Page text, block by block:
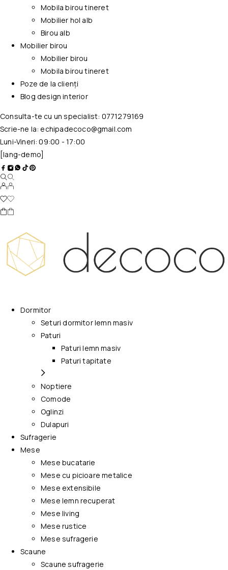
Mobila birou tineret
Mobilier hol alb
Birou alb
Mobilier birou
Mobilier birou
Mobila birou tineret
Poze de la clienți
Blog design interior
Consulta-te cu un specialist: 0771279169
Scrie-ne la:echipadecoco@gmail.com
Luni-Vineri: 09:00 - 17:00
[lang-demo]
Dormitor
Seturi dormitor lemn masiv
Paturi
Paturi lemn masiv
Paturi tapitate
Noptiere
Comode
Oglinzi
Dulapuri
Sufragerie
Mese
Mese bucatarie
Mese cu picioare metalice
Mese extensibile
Mese lemn recuperat
Mese living
Mese rustice
Mese sufragerie
Scaune
Scaune sufragerie